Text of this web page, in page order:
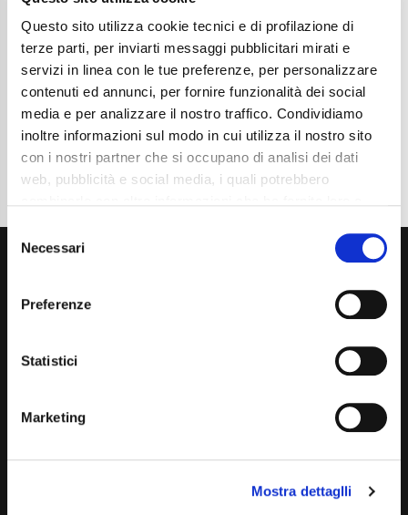
Questo sito utilizza cookie tecnici e di profilazione di
terze parti, per inviarti messaggi pubblicitari mirati e
servizi in linea con le tue preferenze, per personalizzare
contenuti ed annunci, per fornire funzionalità dei social
media e per analizzare il nostro traffico. Condividiamo
inoltre informazioni sul modo in cui utilizza il nostro sito
con i nostri partner che si occupano di analisi dei dati
web, pubblicità e social media, i quali potrebbero
mera chiusura del banner non comporta l’accettazione
tutti” o selezionando le diverse categorie di cookies
Consent
Selection
Necessari
Preferenze
Statistici
Marketing
Mostra dettaglli
Tipo Di Carburante
Benzina
Automatico
Normativa Euro
Euro6d-ISC-FCM
Dettaglio
Via Giuditta Pasta 2, Como (CO) 22100